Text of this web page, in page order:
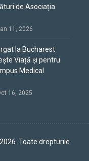
de Asociația
11, 2026
la Bucharest
Viață și pentru
Medical
16, 2025
Toate drepturile